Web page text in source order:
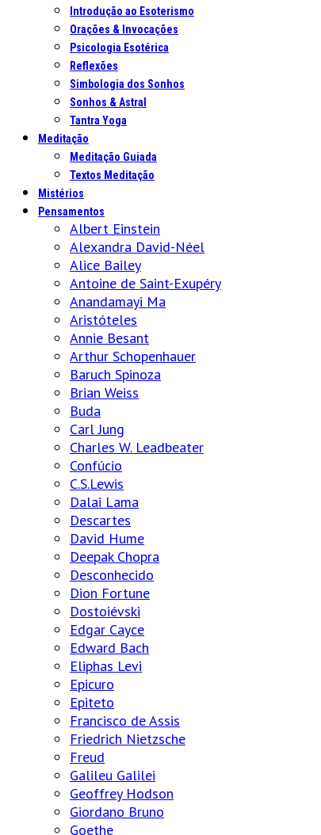
Introdução ao Esoterismo
Orações & Invocações
Psicologia Esotérica
Reflexões
Simbologia dos Sonhos
Sonhos & Astral
Tantra Yoga
Meditação
Meditação Guiada
Textos Meditação
Mistérios
Pensamentos
Albert Einstein
Alexandra David-Néel
Alice Bailey
Antoine de Saint-Exupéry
Anandamayi Ma
Aristóteles
Annie Besant
Arthur Schopenhauer
Baruch Spinoza
Brian Weiss
Buda
Carl Jung
Charles W. Leadbeater
Confúcio
C.S.Lewis
Dalai Lama
Descartes
David Hume
Deepak Chopra
Desconhecido
Dion Fortune
Dostoiévski
Edgar Cayce
Edward Bach
Eliphas Levi
Epicuro
Epiteto
Francisco de Assis
Friedrich Nietzsche
Freud
Galileu Galilei
Geoffrey Hodson
Giordano Bruno
Goethe